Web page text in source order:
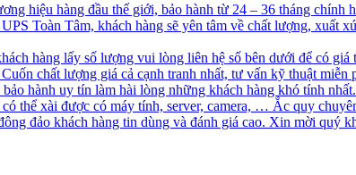
hiệu hàng đầu thế giới, bảo hành từ 24 – 36 tháng chính
Toàn Tâm, khách hàng sẽ yên tâm về chất lượng, xuất
hàng lấy số lượng vui lòng liên hệ số bên dưới để có
chất lượng giá cả cạnh tranh nhất, tư vấn kỹ thuật miễn
hành uy tín làm hài lòng những khách hàng khó tính
thể xài được có máy tính, server, camera, … Ắc quy
đảo khách hàng tin dùng và đánh giá cao. Xin mời quý